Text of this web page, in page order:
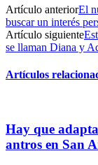
Artículo anteriorEl
buscar un interés
Artículo siguiente
se llaman Diana y
Artículos
Hay que
antros en San